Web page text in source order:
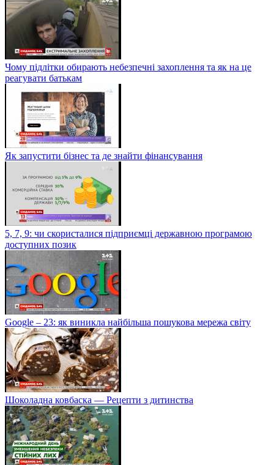
Чому підлітки обирають небезпечні захоплення та як на це
реагувати батькам
Як запустити бізнес та де знайти фінансування
5, 7, 9: чи скористалися підприємці державною програмою
доступних позик
Google – 23: як виникла найбільша пошукова мережа світу
Шоколадна ковбаска — Рецепти з дитинства